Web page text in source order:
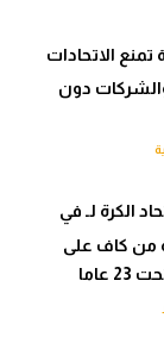
تمنع الاتحادات
دون
الكرة لـ في
من كاف على